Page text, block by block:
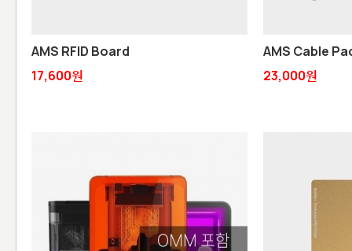
AMS RFID Board
17,600원
AMS Cable
23,000원